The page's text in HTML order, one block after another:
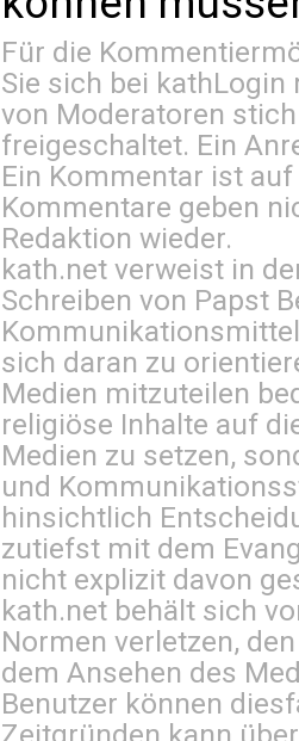
Für die
Sie sich bei kathLogin
von Moderatoren
freigeschaltet. Ein
Ein Kommentar ist
Kommentare geben
Redaktion wieder.
kath.net verweist in
Schreiben von Papst
sich daran zu
Medien mitzuteilen
religiöse Inhalte auf
Medien zu setzen,
und
hinsichtlich
zutiefst mit dem
nicht explizit davon
kath.net behält sich
Normen verletzen,
dem Ansehen des
Benutzer können